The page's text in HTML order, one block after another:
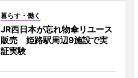
暮らす・働く
JR西日本が忘れ物傘リユース
販売 姫路駅周辺9施設で実
証実験